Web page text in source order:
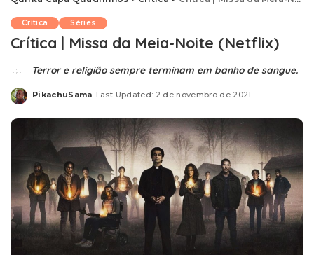
Crítica Séries
Crítica | Missa da Meia-Noite (Netflix)
Terror e religião sempre terminam em banho de sangue.
Posted
PikachuSama Last Updated: 2 de novembro de 2021